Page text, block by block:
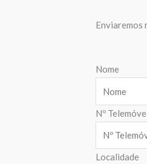
Enviaremos
Nome
Nº
Localidade